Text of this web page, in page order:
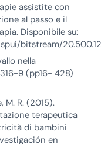
assistite con
al passo e il
Disponibile su:
bitstream/
nella
9 (pp16- 428)
M. R. (2015).
terapeutica
di bambini
en